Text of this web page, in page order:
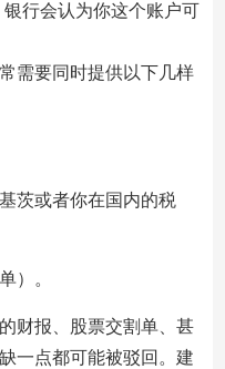
行会认为你这个账户可
需要同时提供以下几样
茨或者你在国内的税
）。
财报、股票交割单、甚
一点都可能被驳回。建